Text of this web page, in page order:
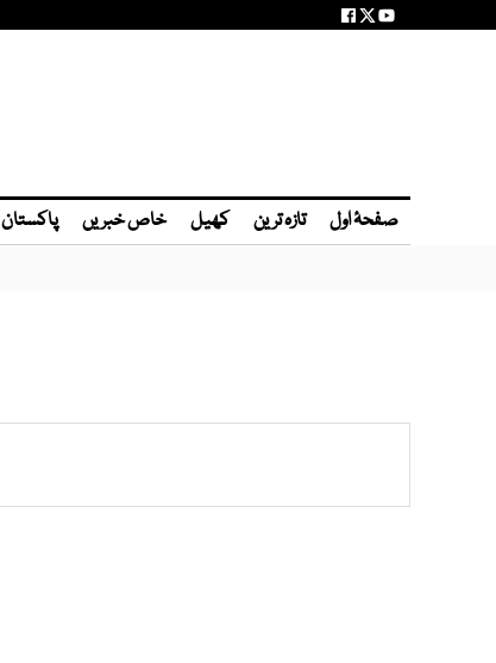
صفحۂ اول تازہ ترین کھیل خاص خبریں پاکستان